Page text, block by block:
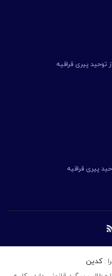
پیری قراقیه
پیری قراقیه
:کدین